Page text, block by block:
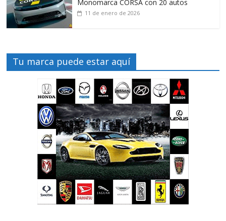
Monomarca CORSA con 20 autos
11 de enero de 2026
Tu marca puede estar aquí